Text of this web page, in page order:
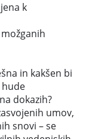
k
in kakšen bi
dokazih?
umov,
snovi – se